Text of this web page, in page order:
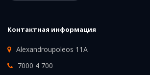
Контактная информация
Alexandroupoleos 11A
7000 4 700